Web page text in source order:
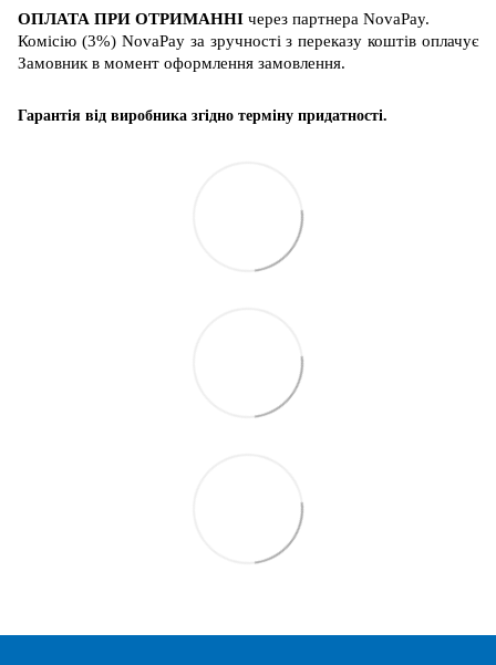
ОПЛАТА ПРИ ОТРИМАННІ через партнера NovaPay.
Комісію (3%) NovaPay за зручності з переказу коштів оплачує
Замовник в момент оформлення замовлення.
Гарантія від виробника згідно терміну придатності.